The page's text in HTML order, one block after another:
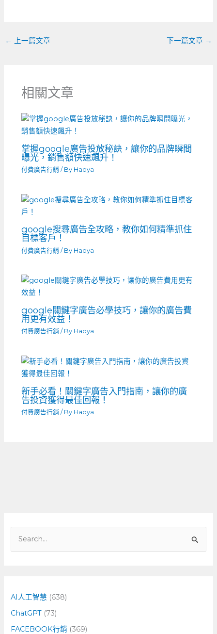
← 上一篇文章 下一篇文章 →
相關文章
掌握google廣告投放秘訣，讓你的品牌瞬間
曝光，銷售額快速飆升！
付費廣告行銷 / By Haoya
google搜尋廣告全攻略，教你如何精準抓住
目標客戶！
付費廣告行銷 / By Haoya
google關鍵字廣告必學技巧，讓你的廣告費
用更有效益！
付費廣告行銷 / By Haoya
新手必看！關鍵字廣告入門指南，讓你的廣
告投資獲得最佳回報！
付費廣告行銷 / By Haoya
字
:
AI人工智慧 (638)
ChatGPT (73)
FACEBOOK行銷 (369)